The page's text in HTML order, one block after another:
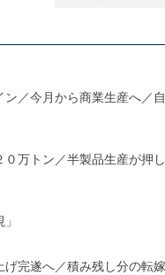
／今月から商業生産へ／
万トン／半製品生産が押
完遂へ／積み残し分の転